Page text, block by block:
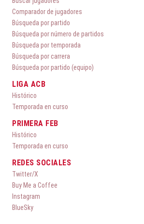
Comparador de jugadores
Búsqueda por partido
Búsqueda por número de partidos
Búsqueda por temporada
Búsqueda por carrera
Búsqueda por partido (equipo)
LIGA ACB
Histórico
Temporada en curso
PRIMERA FEB
Histórico
Temporada en curso
REDES SOCIALES
Twitter/X
Buy Me a Coffee
Instagram
BlueSky